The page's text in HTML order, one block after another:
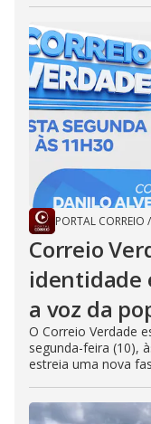
PORTAL CORREIO /
Correio
identidade
a voz da
O Correio Verdade
segunda-feira (10),
estreia uma nova